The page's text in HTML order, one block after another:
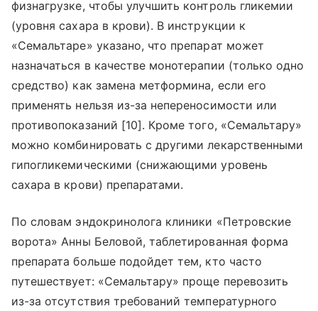
физнагрузке, чтобы улучшить контроль гликемии
(уровня сахара в крови). В инструкции к
«Семальтаре» указано, что препарат может
назначаться в качестве монотерапии (только одно
средство) как замена метформина, если его
применять нельзя из-за непереносимости или
противопоказаний [10]. Кроме того, «Семальтару»
можно комбинировать с другими лекарственными
гипогликемическими (снижающими уровень
сахара в крови) препаратами.
По словам эндокринолога клиники «Петровские
ворота» Анны Беловой, таблетированная форма
препарата больше подойдет тем, кто часто
путешествует: «Семальтару» проще перевозить
из-за отсутствия требований температурного